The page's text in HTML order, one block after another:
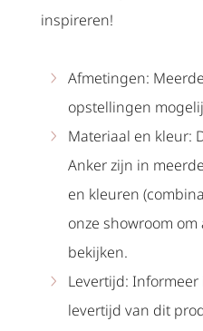
inspireren!
Afmetingen:
opstellingen
Materiaal en kleur:
Anker zijn in
en kleuren
onze showroom
bekijken.
Levertijd:
levertijd van dit